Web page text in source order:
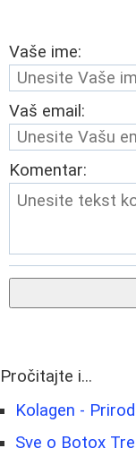
Vaše ime:
Vaš email:
Komentar:
Pročitajte i...
Kolagen -
Sve o Botox